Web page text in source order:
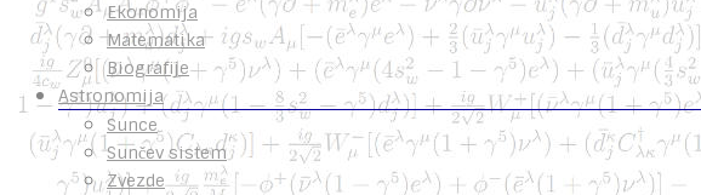
Ekonomija
Matematika
Biografije
Astronomija
Sunce
Sunčev sistem
Zvezde